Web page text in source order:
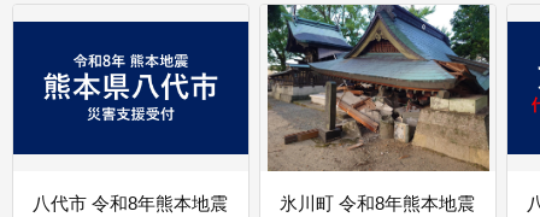
八代市 令和8年熊本地震
氷川町 令和8年熊本地震